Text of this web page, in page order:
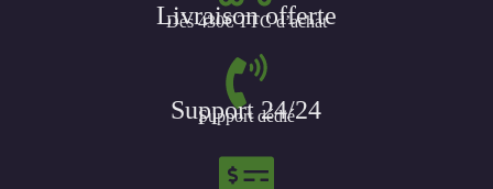
Livraison offerte
Dès 430€ TTC d’achat
Support 24/24
Support dédié